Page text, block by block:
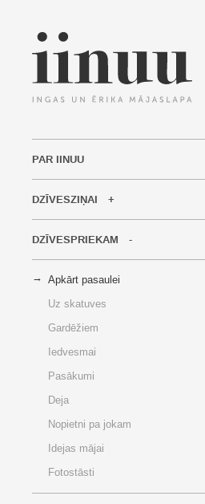
PAR IINUU
DZĪVESZIŅAI
DZĪVESPRIEKAM
Apkārt pasaulei
Uz skatuves
Gardēžiem
Iedvesmai
Pasākumi
Deja
Nopietni pa jokam
Idejas mājai
Fotostāsti